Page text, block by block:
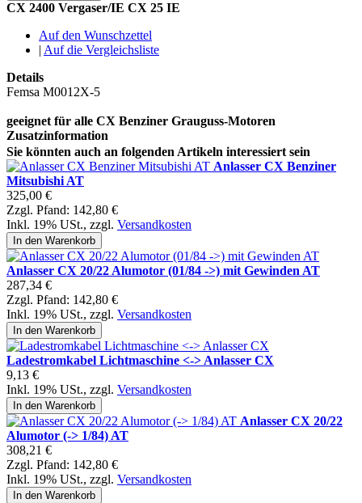
CX 2400 Vergaser/IE CX 25 IE
Auf den Wunschzettel
| Auf die Vergleichsliste
Details
Femsa M0012X-5
geeignet für alle CX Benziner Grauguss-Motoren
Zusatzinformation
Sie könnten auch an folgenden Artikeln interessiert sein
Anlasser CX Benziner
Mitsubishi AT
325,00 €
Zzgl. Pfand: 142,80 €
Inkl. 19% USt., zzgl. Versandkosten
In den Warenkorb
Anlasser CX 20/22 Alumotor (01/84 ->) mit Gewinden AT
287,34 €
Zzgl. Pfand: 142,80 €
Inkl. 19% USt., zzgl. Versandkosten
In den Warenkorb
Ladestromkabel Lichtmaschine <-> Anlasser CX
9,13 €
Inkl. 19% USt., zzgl. Versandkosten
In den Warenkorb
Anlasser CX 20/22
Alumotor (-> 1/84) AT
308,21 €
Zzgl. Pfand: 142,80 €
Inkl. 19% USt., zzgl. Versandkosten
In den Warenkorb